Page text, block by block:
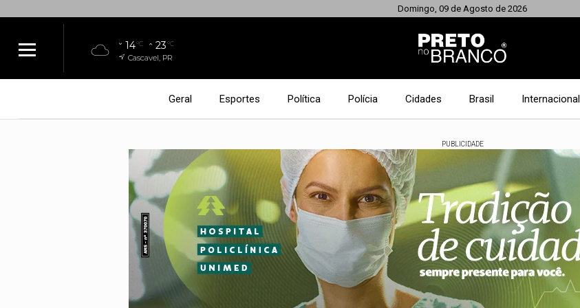
Domingo, 09 de Agosto de 2026
14°C 23°C
Cascavel, PR
Geral Esportes Política Polícia Cidades Brasil Internacional
PUBLICIDADE